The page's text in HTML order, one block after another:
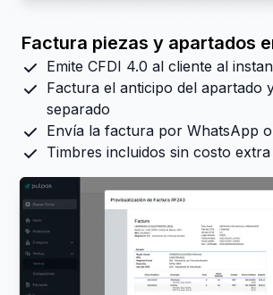
Factura piezas y apartados
Emite CFDI 4.0 al cliente al
Factura el anticipo del apartado
separado
Envía la factura por WhatsApp
Timbres incluidos sin costo extra